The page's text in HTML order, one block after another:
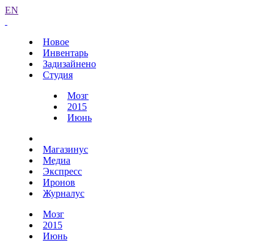
EN
Новое
Инвентарь
Задизайнено
Студия
Мозг
2015
Июнь
Магазинус
Медиа
Экспресс
Иронов
Журналус
Мозг
2015
Июнь